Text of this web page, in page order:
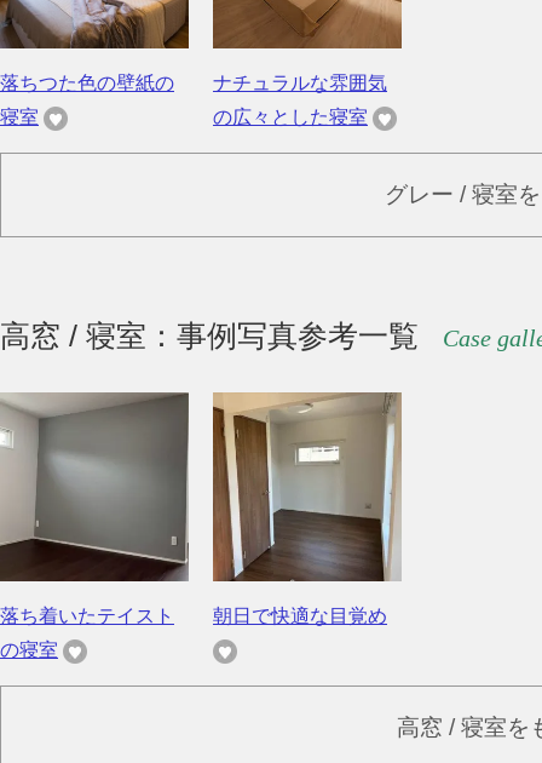
落ちつた色の壁紙の
寝室
ナチュラルな雰囲気
の広々とした寝室
グレー / 寝室
高窓 / 寝室：事例写真参考一覧 Case
落ち着いたテイスト
の寝室
朝日で快適な目覚め
高窓 / 寝室を